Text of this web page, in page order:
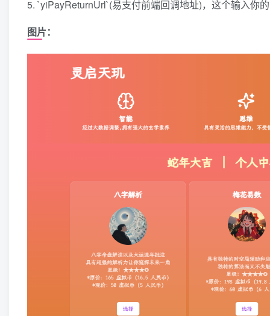
5. `yiPayReturnUrl`(易支付前端回调地址)，这个输入你
图片：